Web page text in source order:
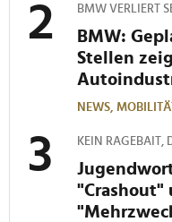
BMW VERLIERT
BMW:
Stellen
NEWS,
KEIN RAGEBAIT,
"Crashout"